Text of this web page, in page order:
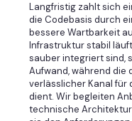
Langfristig zahlt sich
die Codebasis durch
bessere Wartbarkeit
Infrastruktur stabil
sauber integriert sind,
Aufwand, während die
verlässlicher Kanal für
dient. Wir begleiten
technische